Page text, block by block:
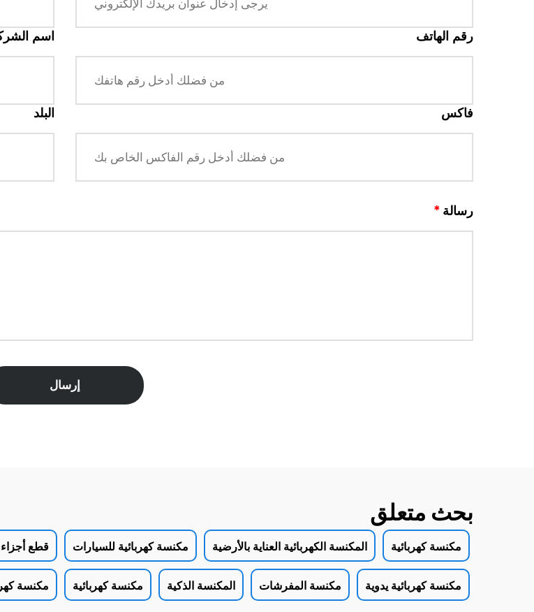
رقم الهاتف اسم
فاكس البلد
رسالة*
إرسال
بحث متعلق
مكنسة كهربائية المكنسة الكهربائية العناية بالأرضية مكنسة كهربائية للسيارات قطع
مكنسة كهربائية يدوية مكنسة المفرشات المكنسة الذكية مكنسة كهربائية مكنسة